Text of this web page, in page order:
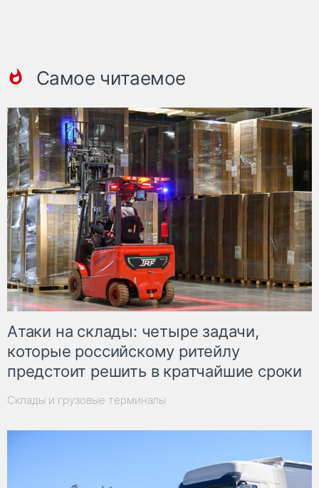
Самое читаемое
Атаки на склады: четыре задачи,
которые российскому ритейлу
предстоит решить в кратчайшие сроки
Склады и грузовые терминалы